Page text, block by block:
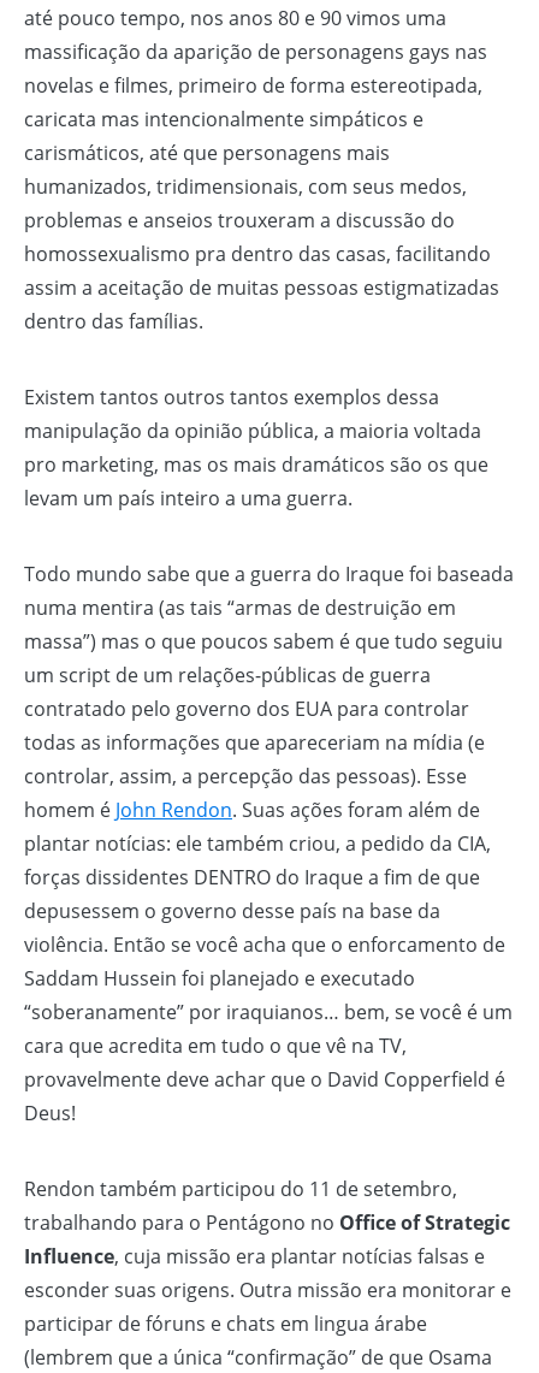
até pouco tempo, nos anos 80 e 90 vimos uma
massificação da aparição de personagens gays nas
novelas e filmes, primeiro de forma estereotipada,
caricata mas intencionalmente simpáticos e
carismáticos, até que personagens mais
humanizados, tridimensionais, com seus medos,
problemas e anseios trouxeram a discussão do
homossexualismo pra dentro das casas, facilitando
assim a aceitação de muitas pessoas estigmatizadas
dentro das famílias.
Existem tantos outros tantos exemplos dessa
manipulação da opinião pública, a maioria voltada
pro marketing, mas os mais dramáticos são os que
levam um país inteiro a uma guerra.
Todo mundo sabe que a guerra do Iraque foi baseada
numa mentira (as tais “armas de destruição em
massa”) mas o que poucos sabem é que tudo seguiu
um script de um relações-públicas de guerra
contratado pelo governo dos EUA para controlar
todas as informações que apareceriam na mídia (e
controlar, assim, a percepção das pessoas). Esse
homem é John Rendon. Suas ações foram além de
plantar notícias: ele também criou, a pedido da CIA,
forças dissidentes DENTRO do Iraque a fim de que
depusessem o governo desse país na base da
violência. Então se você acha que o enforcamento de
Saddam Hussein foi planejado e executado
“soberanamente” por iraquianos… bem, se você é um
cara que acredita em tudo o que vê na TV,
provavelmente deve achar que o David Copperfield é
Deus!
Rendon também participou do 11 de setembro,
trabalhando para o Pentágono no Office of Strategic
Influence, cuja missão era plantar notícias falsas e
esconder suas origens. Outra missão era monitorar e
participar de fóruns e chats em lingua árabe
(lembrem que a única “confirmação” de que Osama